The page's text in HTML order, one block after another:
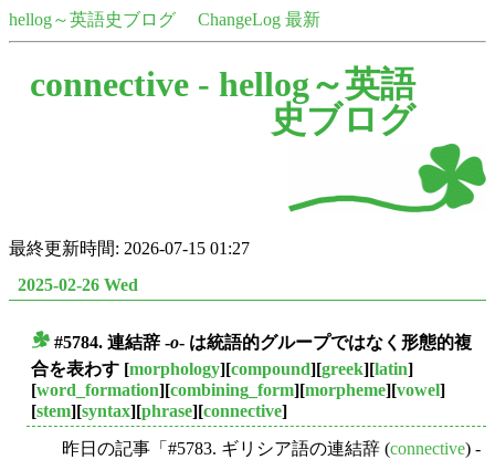
hellog～英語史ブログ ChangeLog 最新
connective - hellog～英語
史ブログ
最終更新時間: 2026-07-15 01:27
2025-02-26 Wed
#5784. 連結辞 -o- は統語的グループではなく形態的複
合を表わす [morphology][compound][greek][latin]
[word_formation][combining_form][morpheme][vowel]
[stem][syntax][phrase][connective]
昨日の記事「#5783. ギリシア語の連結辞 (connective) -